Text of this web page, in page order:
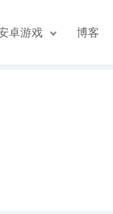
卓游戏 博客